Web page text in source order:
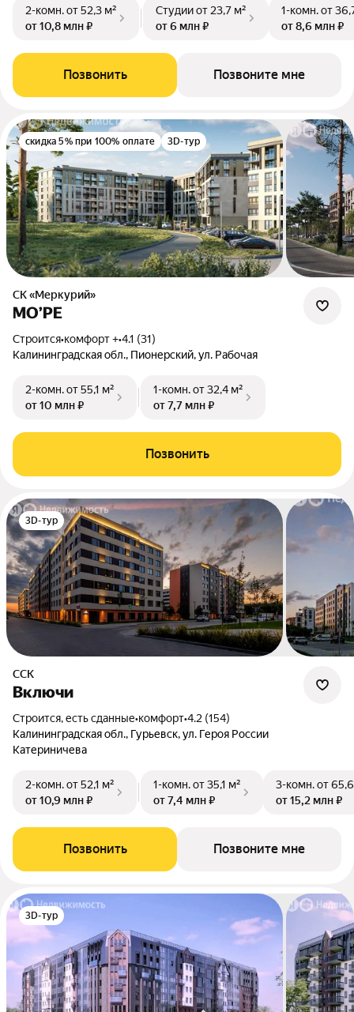
2-комн.от 52,3 м²
от 10,8 млн ₽
Студииот 23,7 м²
от 6 млн ₽
1-комн.от
от 8,6 млн ₽
Позвонить Позвоните мне
скидка 5% при 100% оплате 3D-тур
СК «Меркурий»
МО’РЕ
Строится•комфорт +•4.1 (31)
Калининградская обл., Пионерский, ул. Рабочая
2-комн.от 55,1 м²
от 10 млн ₽
1-комн.от 32,4 м²
от 7,7 млн ₽
Позвонить
3D-тур
ССК
Включи
Строится, есть сданные•комфорт•4.2 (154)
Калининградская обл., Гурьевск, ул. Героя России
Катериничева
2-комн.от 52,1 м²
от 10,9 млн ₽
1-комн.от 35,1 м²
от 7,4 млн ₽
3-комн.от
от 15,2 млн ₽
Позвонить Позвоните мне
3D-тур